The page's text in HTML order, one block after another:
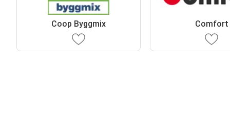
Coop Byggmix Comfort